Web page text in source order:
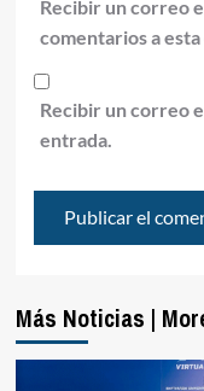
Recibir un correo
comentarios a esta
Recibir un correo
entrada.
Más Noticias |